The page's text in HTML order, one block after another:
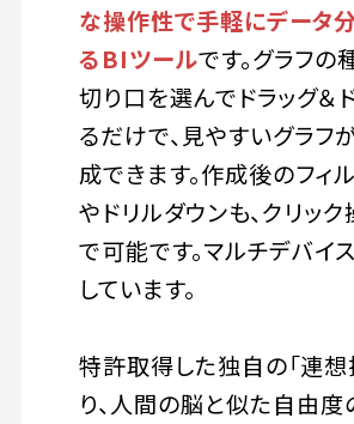
な操作性で手軽にデータ
るBIツールです。グラフの
切り口を選んでドラッグ＆
るだけで、見やすいグラフ
成できます。作成後のフィ
やドリルダウンも、クリッ
で可能です。マルチデバイ
しています。
特許取得した独自の「連想
り、人間の脳と似た自由